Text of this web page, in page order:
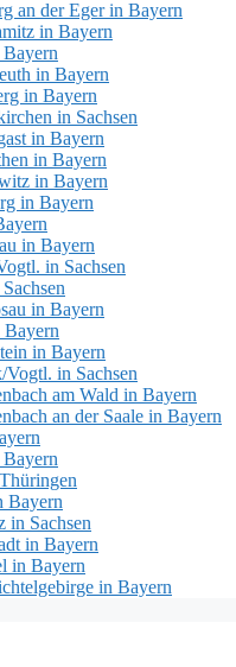
an der Eger in Bayern
in Bayern
in Bayern
in Bayern
in Sachsen
in Bayern
in Bayern
in Bayern
in Bayern
in Bayern
in Sachsen
in Bayern
Bayern
in Bayern
Vogtl. in Sachsen
am Wald in Bayern
an der Saale in Bayern
Bayern
in Sachsen
in Bayern
in Bayern
in Bayern